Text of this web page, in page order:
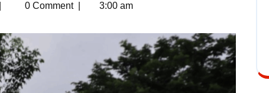
0 Comment 3:00 am